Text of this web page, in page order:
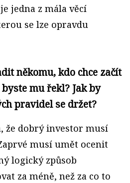
jedna z mála věcí
se lze opravdu
někomu, kdo chce začít
mu řekl? Jak by
pravidel se držet?
že dobrý investor musí
musí umět ocenit
logický způsob
za méně, než za co to